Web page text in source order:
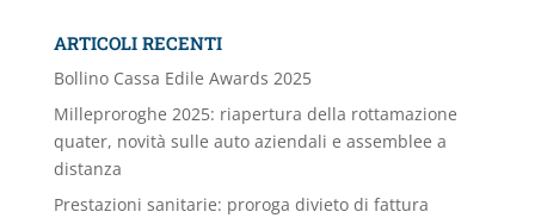
ARTICOLI RECENTI
Bollino Cassa Edile Awards 2025
Milleproroghe 2025: riapertura della rottamazione
quater, novità sulle auto aziendali e assemblee a
distanza
Prestazioni sanitarie: proroga divieto di fattura